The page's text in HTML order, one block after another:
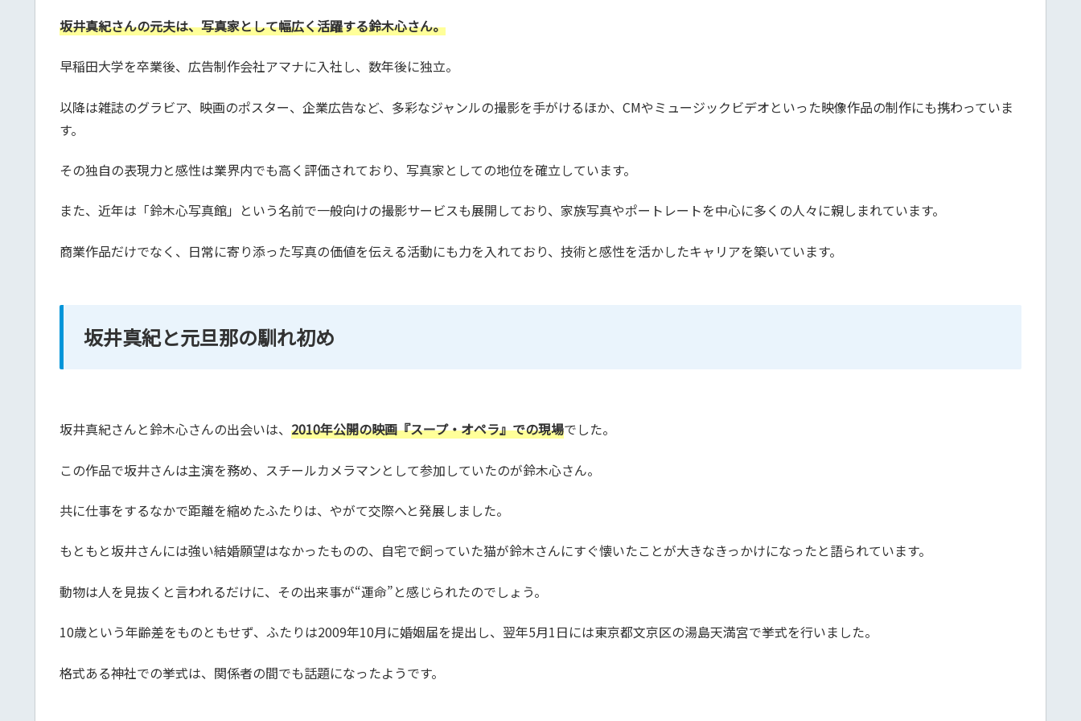
坂井真紀さんの元夫は、写真家として幅広く活躍する鈴木心さん。
早稲田大学を卒業後、広告制作会社アマナに入社し、数年後に独立。
以降は雑誌のグラビア、映画のポスター、企業広告など、多彩なジャンルの撮影を手がけるほか、CMやミュージックビデオといった映像作品の制作にも携わっていま
す。
その独自の表現力と感性は業界内でも高く評価されており、写真家としての地位を確立しています。
また、近年は「鈴木心写真館」という名前で一般向けの撮影サービスも展開しており、家族写真やポートレートを中心に多くの人々に親しまれています。
商業作品だけでなく、日常に寄り添った写真の価値を伝える活動にも力を入れており、技術と感性を活かしたキャリアを築いています。
坂井真紀と元旦那の馴れ初め
坂井真紀さんと鈴木心さんの出会いは、 2010年公開の映画『スープ・オペラ』での現場でした。
この作品で坂井さんは主演を務め、スチールカメラマンとして参加していたのが鈴木心さん。
共に仕事をするなかで距離を縮めたふたりは、やがて交際へと発展しました。
もともと坂井さんには強い結婚願望はなかったものの、自宅で飼っていた猫が鈴木さんにすぐ懐いたことが大きなきっかけになったと語られています。
動物は人を見抜くと言われるだけに、その出来事が“運命”と感じられたのでしょう。
10歳という年齢差をものともせず、ふたりは2009年10月に婚姻届を提出し、翌年5月1日には東京都文京区の湯島天満宮で挙式を行いました。
格式ある神社での挙式は、関係者の間でも話題になったようです。